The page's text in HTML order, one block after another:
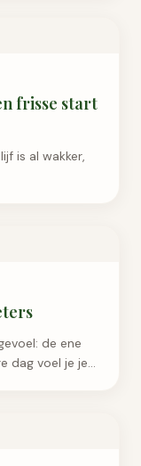
frisse start
is al wakker,
de ene
dag voel je je